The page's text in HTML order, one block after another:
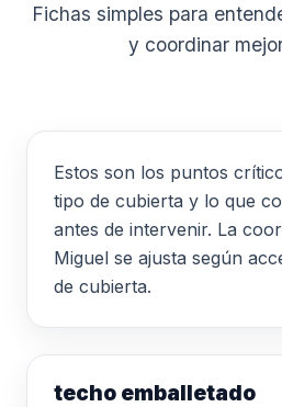
Fichas simples para
y coordinar
Estos son los puntos
tipo de cubierta y lo que
antes de intervenir. La
Miguel se ajusta según
de cubierta.
techo emballetado